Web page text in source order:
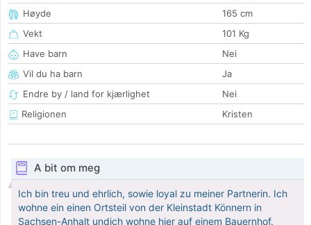
Høyde
165 cm
Vekt
101 Kg
Have barn
Nei
Vil du ha barn
Ja
Endre by / land for kjærlighet
Nei
Religionen
Kristen
A bit om meg
Ich bin treu und ehrlich, sowie loyal zu meiner Partnerin. Ich
wohne ein einen Ortsteil von der Kleinstadt Könnern in
Sachsen-Anhalt undich wohne hier auf einem Bauernhof.